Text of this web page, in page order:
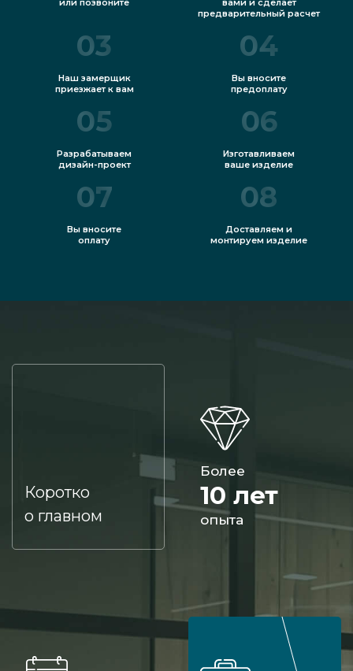
предварительный расчет
03
Наш замерщик
приезжает к вам
04
Вы вносите
предоплату
05
Разрабатываем
дизайн-проект
06
Изготавливаем
ваше изделие
07
Вы вносите
оплату
08
Доставляем и
монтируем изделие
Коротко
о главном
Более
10 лет
опыта